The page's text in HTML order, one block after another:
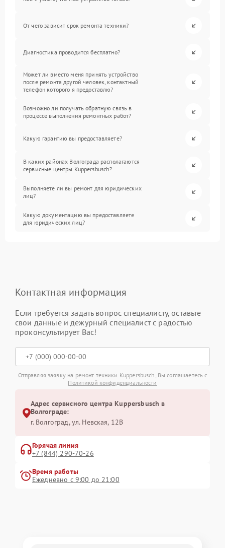
От чего зависит срок ремонта техники?
Диагностика проводится бесплатно?
Может ли вместо меня принять устройство
после ремонта другой человек, контактный
телефон которого я предоставлю?
Возможно ли получать обратную связь в
процессе выполнения ремонтных работ?
Какую гарантию вы предоставляете?
В каких районах Волгограда располагаются
сервисные центры Kuppersbusch?
Выполняете ли вы ремонт для юридических
лиц?
Какую документацию вы предоставляете
для юридических лиц?
Контактная информация
Если требуется задать вопрос специалисту, оставьте
свои данные и дежурный специалист с радостью
проконсультирует Вас!
Отправляя заявку на ремонт техники Kuppersbusch, Вы соглашаетесь с
Политикой конфиденциальности
Адрес сервисного центра Kuppersbusch в
Волгограде:
г. Волгоград, ул. Невская, 12В
Горячая линия
+7 (844) 290-70-26
Время работы
Ежедневно с 9:00 до 21:00